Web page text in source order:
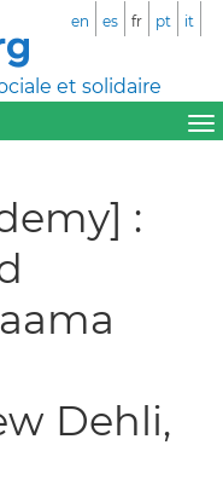
et solidaire
en es fr pt it
:
Dehli,